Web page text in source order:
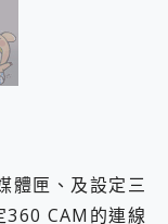
體匣、及設定三
360 CAM的連線